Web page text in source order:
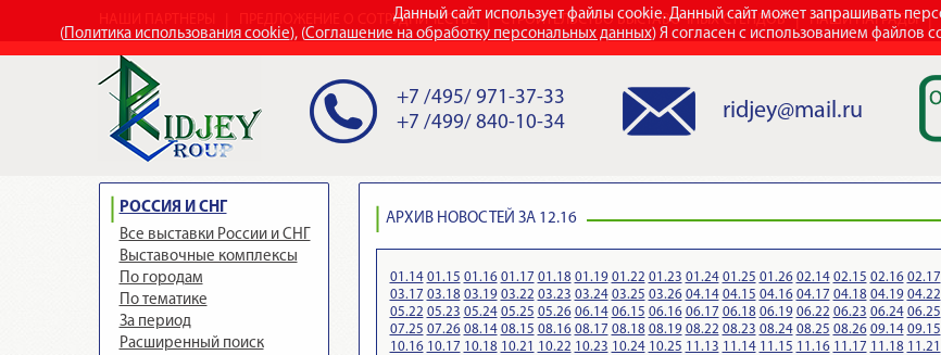
Данный сайт использует файлы cookie. Данный сайт может запрашивать
(Политика использования cookie), (Соглашение на обработку персональных данных) Я согласен с использованием файлов
ПРЕДЛОЖЕНИЕ О СОТРУДНИЧЕСТВЕ СТРОИТЕЛЬСТВО ВЫСТАВОЧНЫХ СТЕНДОВ НАШИ НАГРАДЫ
+7 /495/ 971-37-33
+7 /499/ 840-10-34
ridjey@mail.ru
РОССИЯ И СНГ
Все выставки России и СНГ
Выставочные комплексы
По городам
По тематике
За период
Расширенный поиск
АРХИВ НОВОСТЕЙ ЗА 12.16
01.14 01.15 01.16 01.17 01.18 01.19 01.22 01.23 01.24 01.25 01.26 02.14 02.15 02.16 02.17
03.17 03.18 03.19 03.22 03.23 03.24 03.25 03.26 04.14 04.15 04.16 04.17 04.18 04.19 04.22
05.22 05.23 05.24 05.25 05.26 06.14 06.15 06.16 06.17 06.18 06.19 06.22 06.23 06.24 06.25
07.25 07.26 08.14 08.15 08.16 08.17 08.18 08.19 08.22 08.23 08.24 08.25 08.26 09.14 09.15
10.16 10.17 10.18 10.21 10.22 10.23 10.24 10.25 11.13 11.14 11.15 11.16 11.17 11.18 11.21